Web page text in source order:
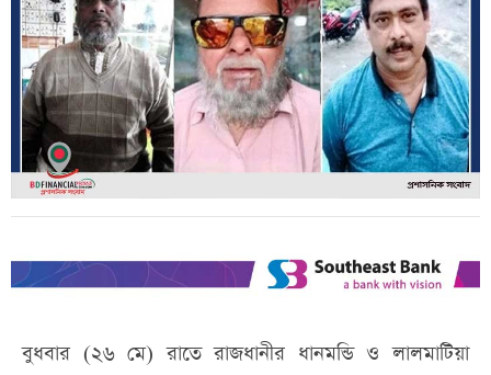
বুধবার (২৬ মে) রাতে রাজধানীর ধানমন্ডি ও লালমাটিয়া